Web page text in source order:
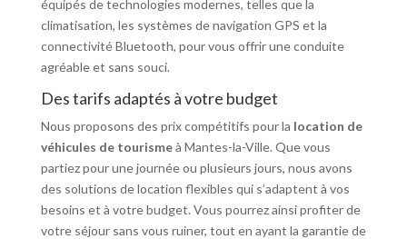
équipés de technologies modernes, telles que la
climatisation, les systèmes de navigation GPS et la
connectivité Bluetooth, pour vous offrir une conduite
agréable et sans souci.
Des tarifs adaptés à votre budget
Nous proposons des prix compétitifs pour la location de
véhicules de tourismeà Mantes-la-Ville. Que vous
partiez pour une journée ou plusieurs jours, nous avons
des solutions de location flexibles qui s’adaptent à vos
besoins et à votre budget. Vous pourrez ainsi profiter de
votre séjour sans vous ruiner, tout en ayant la garantie de